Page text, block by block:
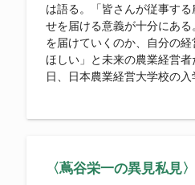
は語る。「皆さんが従事す
せを届ける意義が十分にあ
を届けていくのか、自分の
ほしい」と未来の農業経営
日、日本農業経営大学校の入
〈蔦谷栄一の異見私見